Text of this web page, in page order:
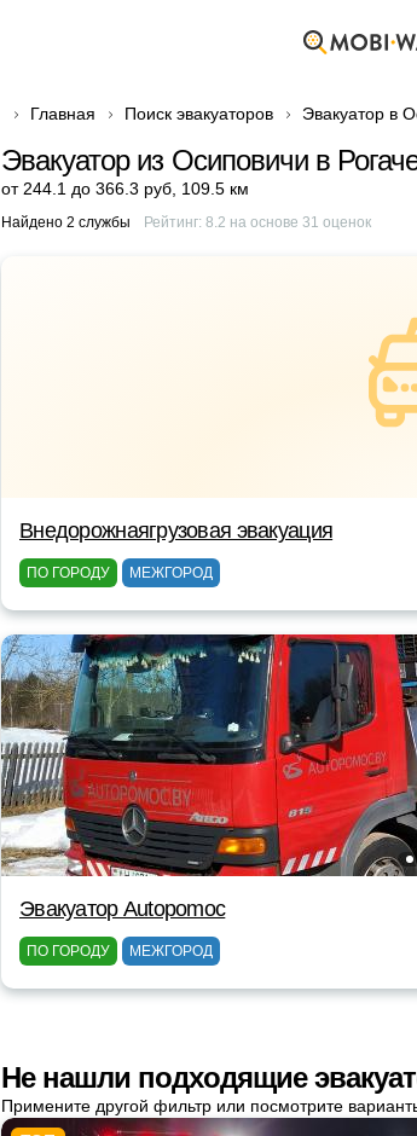
Главная Поиск эвакуаторов Эвакуатор в
Эвакуатор из Осиповичи в
от 244.1 до 366.3 руб 109.5 км
Найдено 2 службы Рейтинг: 8.2 на основе 31 оценок
Внедорожнаягрузовая эвакуация
ПО ГОРОДУ МЕЖГОРОД
Эвакуатор Autopomoc
ПО ГОРОДУ МЕЖГОРОД
Не нашли подходящие
Примените другой фильтр или посмотрите